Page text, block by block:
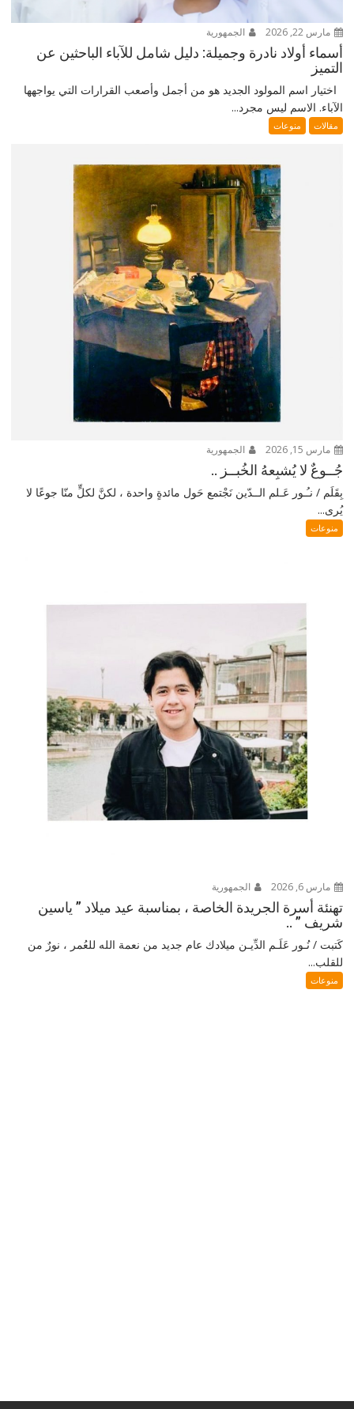
مارس 22, 2026 الجمهورية
أسماء أولاد نادرة وجميلة: دليل شامل للآباء الباحثين عن
التميز
اختيار اسم المولود الجديد هو من أجمل وأصعب القرارات التي يواجهها
الآباء. الاسم ليس مجرد...
مقالات منوعات
مارس 15, 2026 الجمهورية
جُــوعٌ لا يُشبِعهُ الخُبــز ..
بِقَلَم / نـُـور عَـلم الــدّين نَجْتمع حَول مائدةٍ واحدة ، لكنَّ لكلٍّ منّا جوعًا لا
يُرى...
منوعات
مارس 6, 2026 الجمهورية
تهنئة أسرة الجريدة الخاصة ، بمناسبة عيد ميلاد ” ياسين
شريف ” ..
كَتبت / نُـور عَلَـم الدِّيـن ميلادك عام جديد من نعمة الله للعُمر ، نورٌ من
للقلب...
منوعات